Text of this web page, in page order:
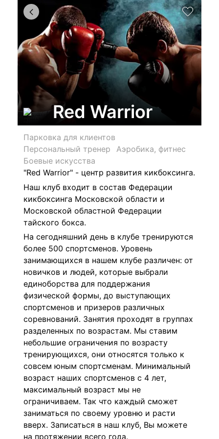
Red Warrior
Парковка для клиентов
Персональный тренер
Аэробика, фитнес
Боевые искусства
"Red Warrior" - центр развития кикбоксинга.
Наш клуб входит в состав Федерации
кикбоксинга Московской области и
Московской областной Федерации
тайского бокса.
На сегодняшний день в клубе тренируются
более 500 спортсменов. Уровень
занимающихся в нашем клубе различен: от
новичков и людей, которые выбрали
единоборства для поддержания
физической формы, до выступающих
спортсменов и призеров различных
соревнований. Занятия проходят в группах
разделенных по возрастам. Мы ставим
небольшие ограничения по возрасту
тренирующихся, они относятся только к
совсем юным спортсменам. Минимальный
возраст наших спортсменов с 4 лет,
максимальный возраст мы не
ограничиваем. Так что каждый сможет
заниматься по своему уровню и расти
вверх. Записаться в наш клуб, Вы можете
на протяжении всего года.